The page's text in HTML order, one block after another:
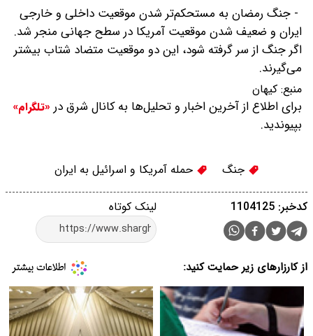
- جنگ رمضان به مستحکم‌تر شدن موقعیت داخلی و خارجی
ایران و ضعیف شدن موقعیت آمریکا در سطح جهانی منجر شد.
اگر جنگ از سر گرفته شود‌، این دو موقعیت متضاد شتاب بیشتر
می‌گیرند.
منبع: کیهان
برای اطلاع از آخرین اخبار و تحلیل‌ها به کانال شرق در «تلگرام»
بپیوندید.
جنگ حمله آمریکا و اسرائیل به ایران
لینک کوتاه کدخبر: 1104125
از کارزارهای زیر حمایت کنید: